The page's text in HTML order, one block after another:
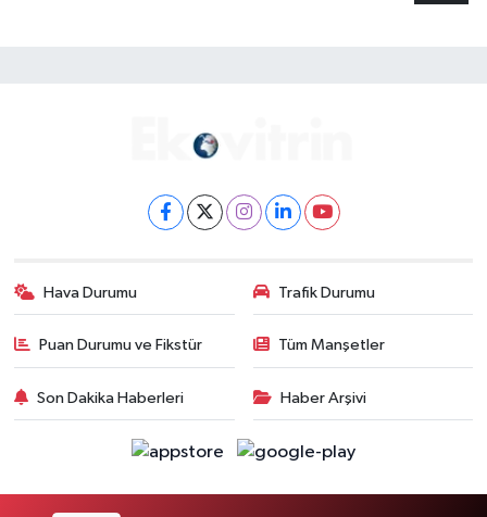
Hava Durumu Trafik Durumu
Puan Durumu ve Fikstür Tüm Manşetler
Son Dakika Haberleri Haber Arşivi